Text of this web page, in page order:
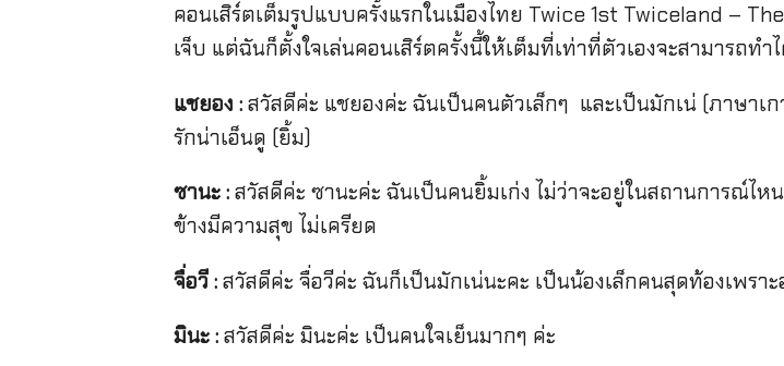
คอนเสิร์ตเต็มรูปแบบครั้งแรกในเมืองไทย Twice 1st Twiceland –
เจ็บ แต่ฉันก็ตั้งใจเล่นคอนเสิร์ตครั้งนี้ให้เต็มที่เท่าที่ตัวเองจะสามารถทำ
แชยอง :สวัสดีค่ะ แชยองค่ะ ฉันเป็นคนตัวเล็กๆ และเป็นมักเน่ (ภาษา
รักน่าเอ็นดู (ยิ้ม)
ซานะ :สวัสดีค่ะ ซานะค่ะ ฉันเป็นคนยิ้มเก่ง ไม่ว่าจะอยู่ในสถานการณ์ไ
ข้างมีความสุข ไม่เครียด
จื่อวี :สวัสดีค่ะ จื่อวีค่ะ ฉันก็เป็นมักเน่นะคะ เป็นน้องเล็กคนสุดท้องเพร
มินะ :สวัสดีค่ะ มินะค่ะ เป็นคนใจเย็นมากๆ ค่ะ